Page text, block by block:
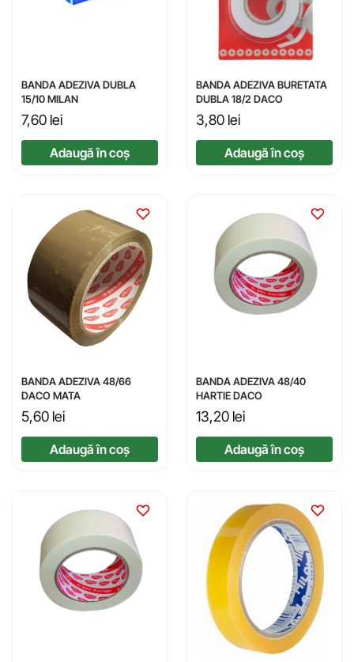
BANDA ADEZIVA DUBLA
15/10 MILAN
7,60 lei
Adaugă în coș
BANDA ADEZIVA BURETATA
DUBLA 18/2 DACO
3,80 lei
Adaugă în coș
BANDA ADEZIVA 48/66
DACO MATA
5,60 lei
Adaugă în coș
BANDA ADEZIVA 48/40
HARTIE DACO
13,20 lei
Adaugă în coș